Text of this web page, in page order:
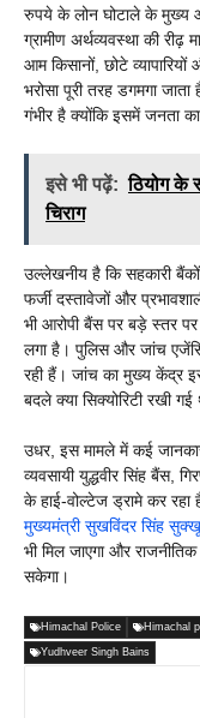
रुपये के लोन घोटाले के मुख्य
ग्रामीण अर्थव्यवस्था की
आम किसानों, छोटे
भरोसा पूरी तरह डगमगा
गंभीर है क्योंकि इसमें जनता
इसे भी पढ़ें: ठियोग के
चिराग
उल्लेखनीय है कि सहकारी
फर्जी दस्तावेजों और
भी आरोपी बैंस पर बड़े स्तर
लगा है। पुलिस और जांच
रही हैं। जांच का मुख्य केंद्र
बदले क्या सिक्योरिटी रखी
उधर, इस मामले में कई
व्यवसायी युद्धवीर सिंह बैंस,
के हाई-वोल्टेज ड्रामे कर रहा
मुख्यमंत्री सुखविंदर सिंह सुक्खू
भी मिल जाएगा और
सकेगा।
Himachal Police Himachal
Yudhveer Singh Bains